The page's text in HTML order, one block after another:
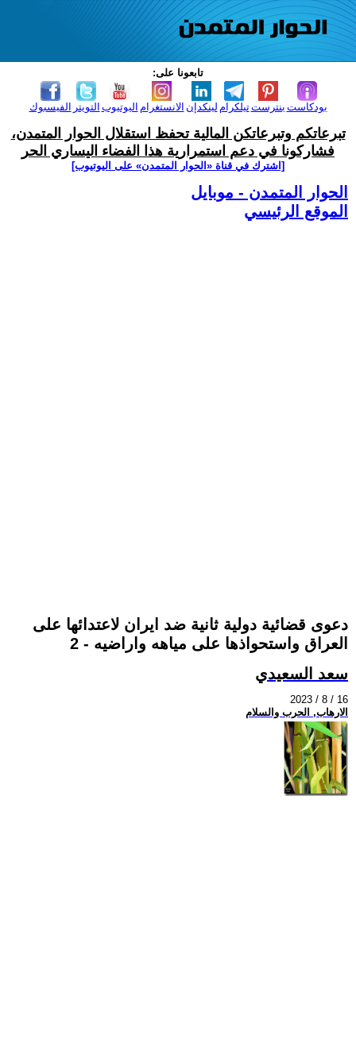
تابعونا على:
الفيسبوك التويتر اليوتيوب الانستغرام لينكدإن تيلكرامبنترست بودكاست
تبرعاتكم وتبرعاتكن المالية تحفظ استقلال الحوار المتمدن،
فشاركونا في دعم استمرارية هذا الفضاء اليساري الحر
[اشترك في قناة ‫«الحوار المتمدن» على اليوتيوب]
الحوار المتمدن - موبايل
الموقع الرئيسي
دعوى قضائية دولية ثانية ضد ايران لاعتدائها على
العراق واستحواذها على مياهه واراضيه - 2
سعد السعيدي
2023 / 8 / 16
الارهاب, الحرب والسلام